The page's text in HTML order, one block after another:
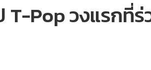
T-Pop วงแรกที่